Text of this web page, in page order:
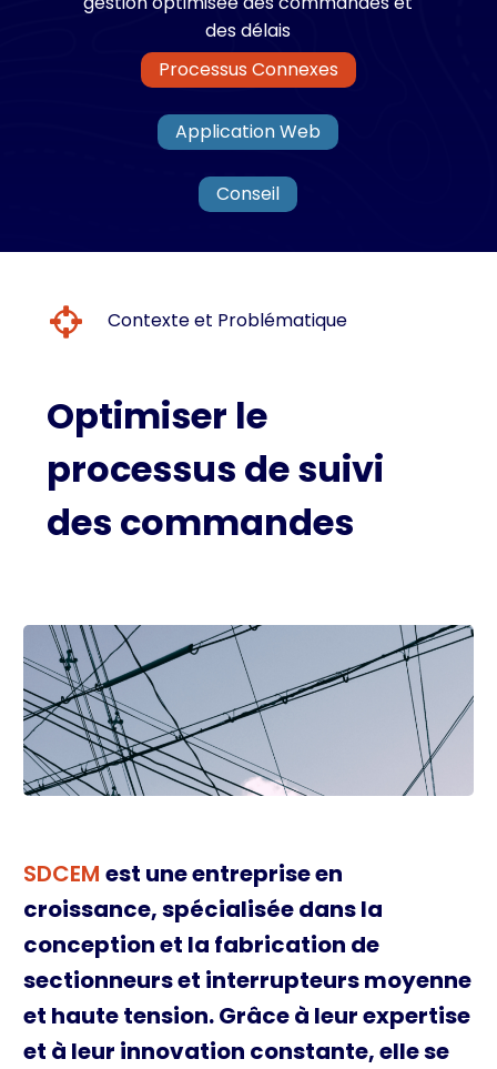
desdélais
Processus Connexes
Application Web
Conseil
Contexte et Problématique
Optimiser le
processus de suivi
des commandes
SDCEMest une entreprise en
croissance, spécialisée dans la
conception et la fabrication de
sectionneurs et interrupteurs moyenne
et haute tension. Grâce à leur expertise
et à leur innovation constante, elle se